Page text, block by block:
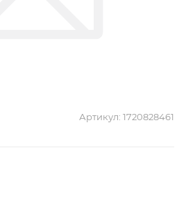
Артикул: 1720828461